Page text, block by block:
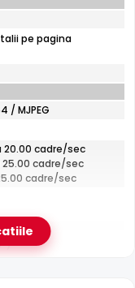
pentru:
cu
color, chiar si in
performanta
pe pagina
/ MJPEG
20.00 cadre/sec
25.00 cadre/sec
cadre/sec